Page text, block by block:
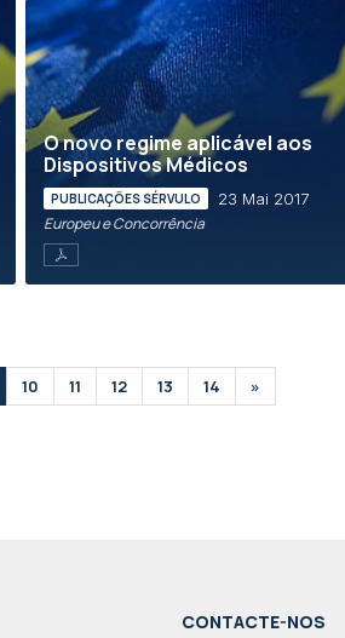
O novo regime aplicável aos
Dispositivos Médicos
PUBLICAÇÕES SÉRVULO 23 Mai 2017
Europeu e Concorrência
10 11 12 13 14 »
CONTACTE-NOS